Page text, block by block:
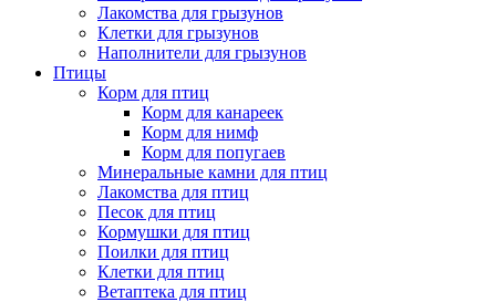
Лакомства для грызунов
Клетки для грызунов
Наполнители для грызунов
Птицы
Корм для птиц
Корм для канареек
Корм для нимф
Корм для попугаев
Минеральные камни для птиц
Лакомства для птиц
Песок для птиц
Кормушки для птиц
Поилки для птиц
Клетки для птиц
Ветаптека для птиц